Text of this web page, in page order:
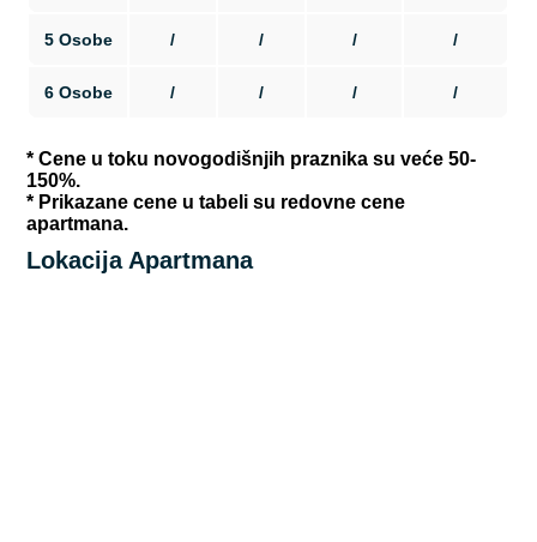
5 Osobe / / / /
6 Osobe / / / /
* Cene u toku novogodišnjih praznika su veće 50-
150%.
* Prikazane cene u tabeli su redovne cene
apartmana.
Lokacija Apartmana